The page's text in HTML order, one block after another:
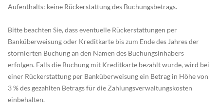
Aufenthalts: keine Rückerstattung des Buchungsbetrags.
Bitte beachten Sie, dass eventuelle Rückerstattungen per
Banküberweisung oder Kreditkarte bis zum Ende des Jahres der
stornierten Buchung an den Namen des Buchungsinhabers
erfolgen. Falls die Buchung mit Kreditkarte bezahlt wurde, wird bei
einer Rückerstattung per Banküberweisung ein Betrag in Höhe von
3 % des gezahlten Betrags für die Zahlungsverwaltungskosten
einbehalten.